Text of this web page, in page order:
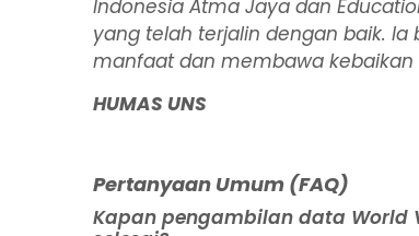
Indonesia Atma Jaya dan
yang telah terjalin dengan baik.
manfaat dan membawa kebaikan
HUMAS UNS
Pertanyaan Umum (FAQ)
Kapan pengambilan data World